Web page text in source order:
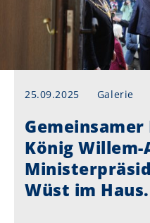
25.09.2025 Galerie
Gemeinsamer
König
Wüst im